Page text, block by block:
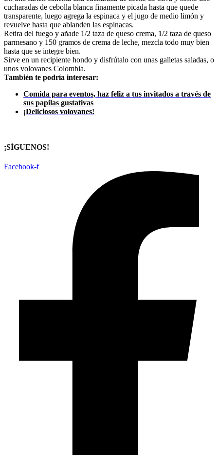
cucharadas de cebolla blanca finamente picada hasta que quede
transparente, luego agrega la espinaca y el jugo de medio limón y
revuelve hasta que ablanden las espinacas.
Retira del fuego y añade 1/2 taza de queso crema, 1/2 taza de queso
parmesano y 150 gramos de crema de leche, mezcla todo muy bien
hasta que se integre bien.
Sirve en un recipiente hondo y disfrútalo con unas galletas saladas, o
unos volovanes Colombia.
También te podría interesar:
Comida para eventos, haz feliz a tus invitados a través de
sus papilas gustativas
¡Deliciosos volovanes!
¡SÍGUENOS!
Facebook-f